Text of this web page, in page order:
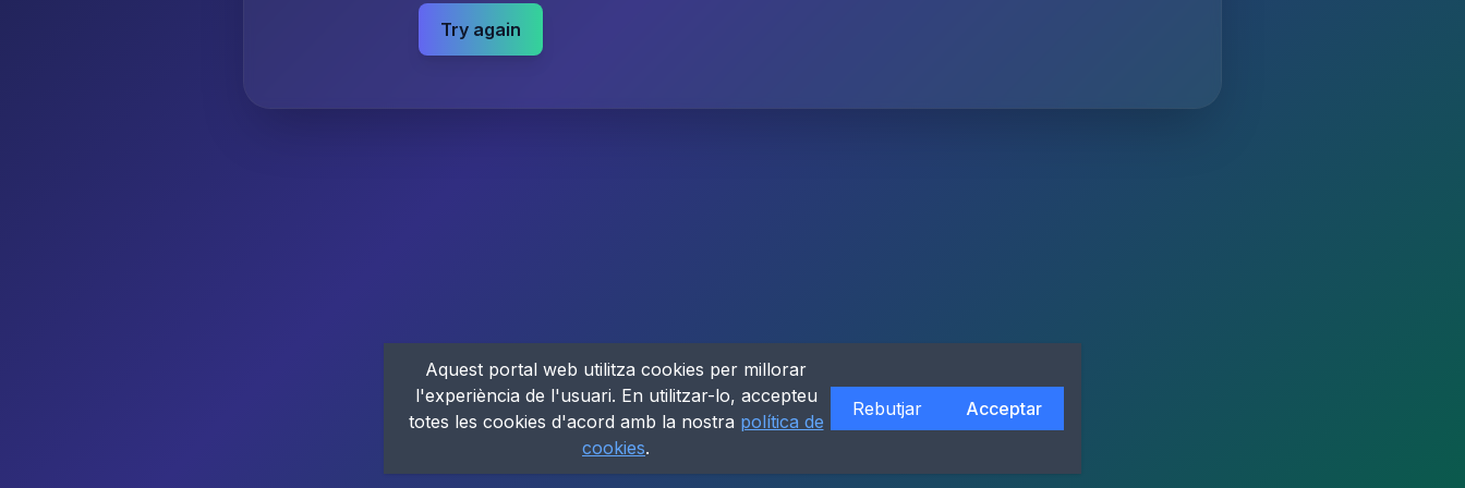
Try again
Aquest portal web utilitza cookies per millorar
l'experiència de l'usuari. En utilitzar-lo, accepteu
totes les cookies d'acord amb la nostra política de
cookies.
Rebutjar Acceptar